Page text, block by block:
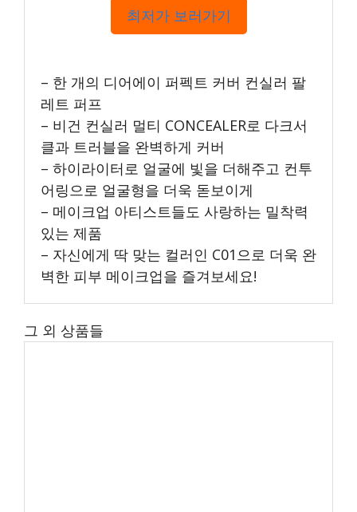
최저가 보러가기
– 한 개의 디어에이 퍼펙트 커버 컨실러 팔
레트 퍼프
– 비건 컨실러 멀티 CONCEALER로 다크서
클과 트러블을 완벽하게 커버
– 하이라이터로 얼굴에 빛을 더해주고 컨투
어링으로 얼굴형을 더욱 돋보이게
– 메이크업 아티스트들도 사랑하는 밀착력
있는 제품
– 자신에게 딱 맞는 컬러인 C01으로 더욱 완
벽한 피부 메이크업을 즐겨보세요!
그 외 상품들